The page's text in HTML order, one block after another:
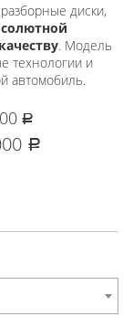
диски,
. Модель
технологии и
автомобиль.
руб.
руб.